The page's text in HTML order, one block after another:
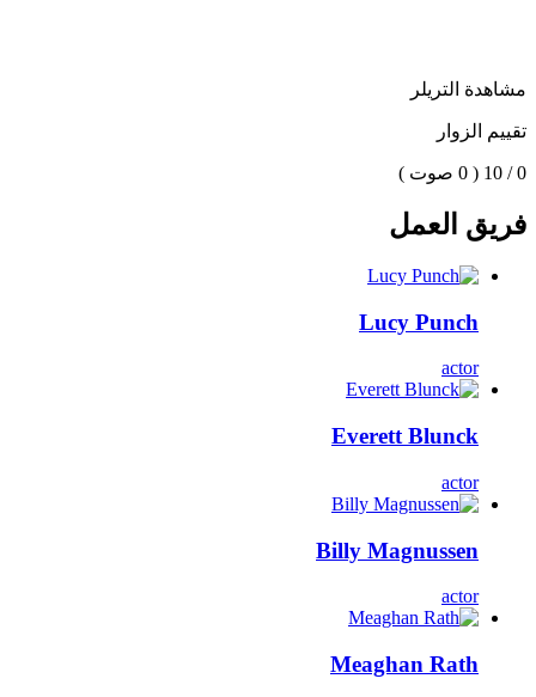
مشاهدة التريلر
تقييم الزوار
0 / 10 ( 0 صوت )
فريق العمل
Lucy Punch
actor
Everett Blunck
actor
Billy Magnussen
actor
Meaghan Rath